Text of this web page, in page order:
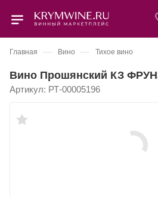
Главная — Вино — Тихое вино
Вино Прошянский КЗ
Артикул: РТ-00005196